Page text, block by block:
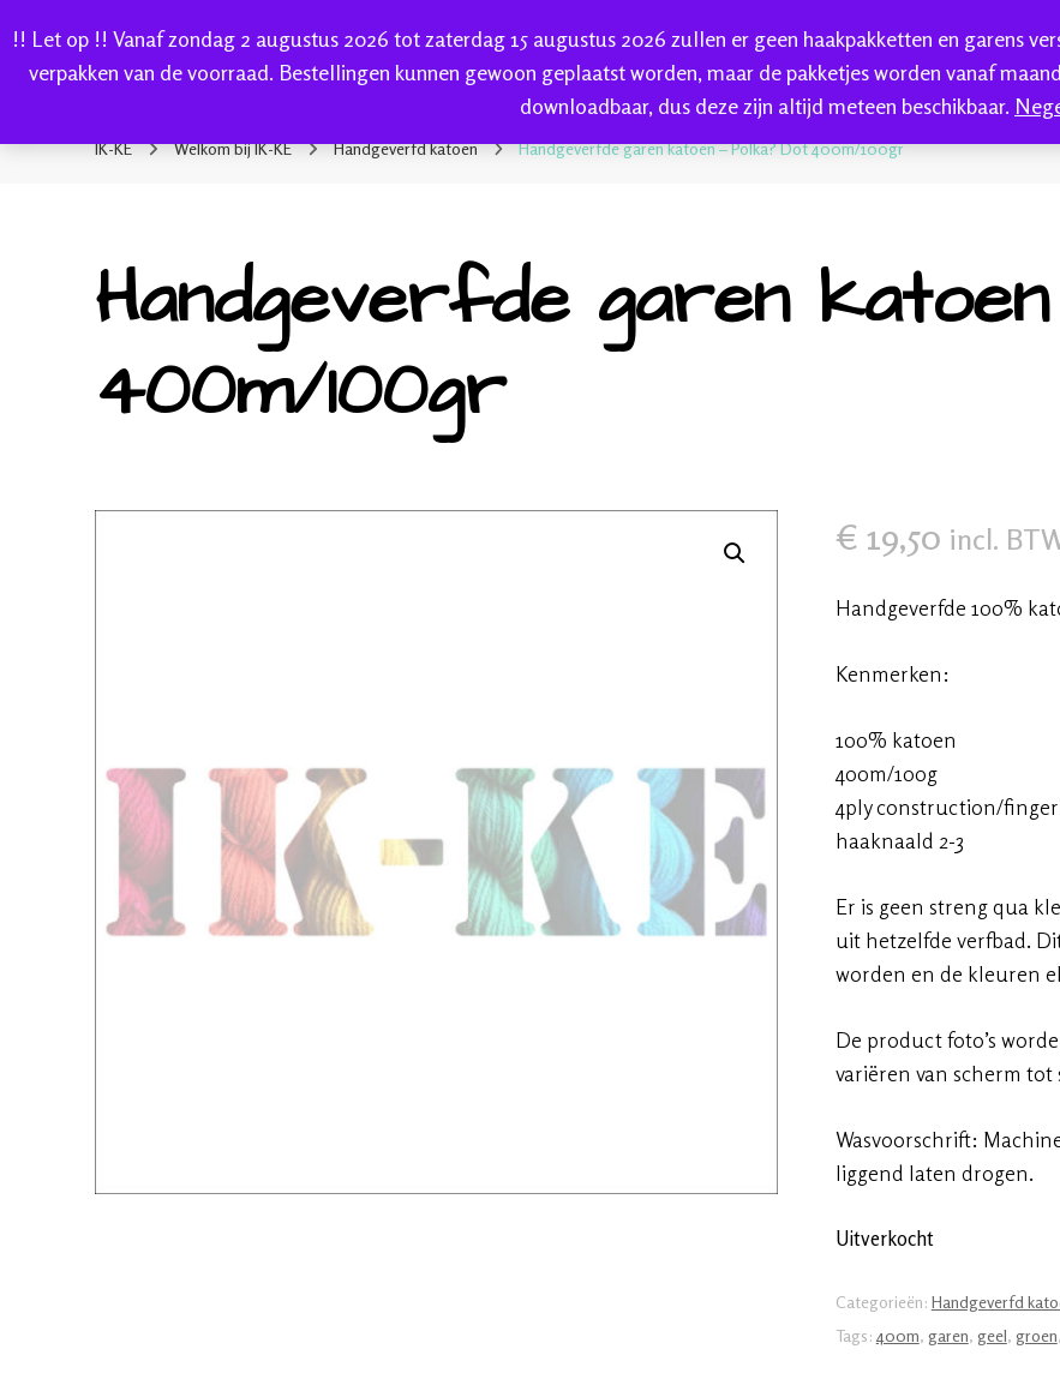
!! Let op !! Vanaf zondag 2 augustus 2026 tot zaterdag 15 augustus 2026 zullen er geen haakpakketten en garens
verpakken van de voorraad. Bestellingen kunnen gewoon geplaatst worden, maar de pakketjes worden vanaf
downloadbaar, dus deze zijn altijd meteen beschikbaar.
webshop voor handgeverfde garen 100% katoen en sokkenwol
BLOG
IK-KE Welkom bij IK-KE Handgeverfd katoen Handgeverfde garen katoen – Polka? Dot 400m/100gr
Handgeverfde garen
400m/100gr
€ 19,50 incl.
Handgeverfde 100%
Kenmerken:
100% katoen
400m/100g
4ply construction/
haaknaald 2-3
Er is geen streng qua
uit hetzelfde verfbad.
worden en de kleuren
De product foto’s
variëren van scherm tot
Wasvoorschrift:
liggend laten drogen.
Uitverkocht
Categorieën: Handgeverfd
Tags: 400m, garen, geel, groen,